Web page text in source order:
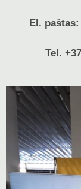
El.
Tel.